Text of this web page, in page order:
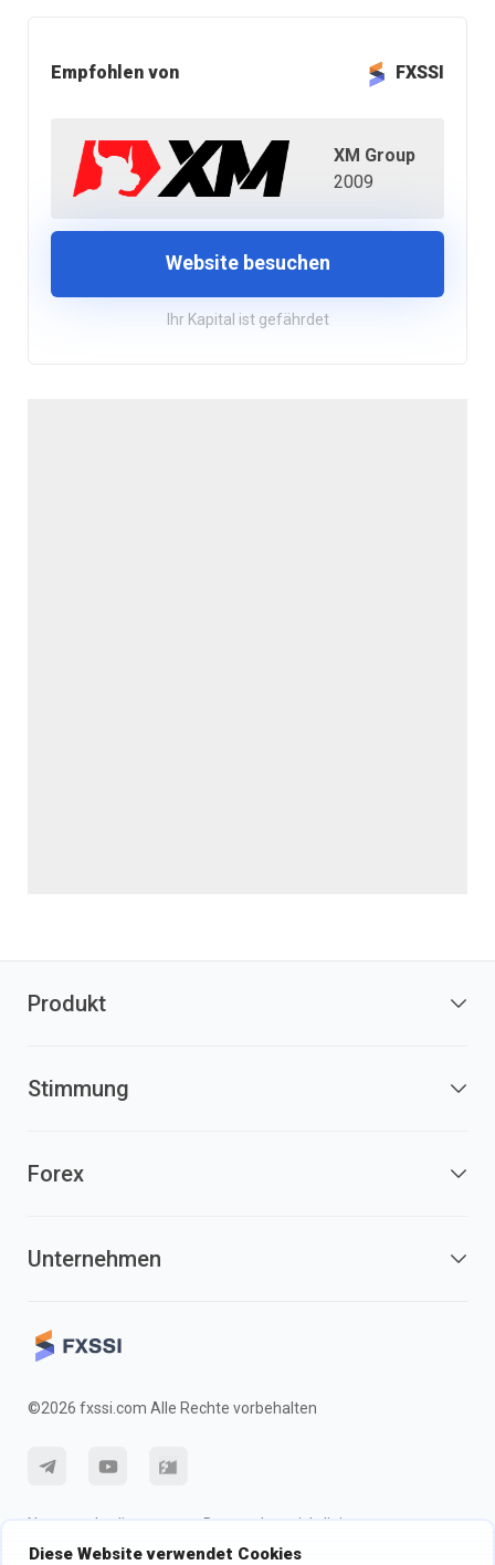
Diese Website verwendet Cookies
Empfohlen von FXSSI
XM Group
2009
Website besuchen
Ihr Kapital ist gefährdet
Produkt
Stimmung
Forex
Unternehmen
©2026 fxssi.com Alle Rechte vorbehalten
Nutzungsbedingungen
Datenschutzrichtlinie
Risikohinweis
Cookie-Richtlinie